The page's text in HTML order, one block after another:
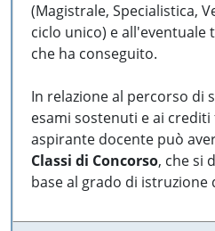
(Magistrale, Specialistica,
ciclo unico) e
che ha conseguito.
In relazione al percorso di
esami sostenuti e ai
aspirante docente può
Classi di Concorso, che si
base al grado di